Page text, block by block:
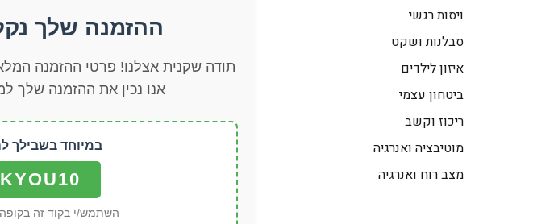
ויסות רגשי
סבלנות ושקט
איזון לילדים
ביטחון עצמי
ריכוז וקשב
מוטיבציה ואנרגיה
מצב רוח ואנרגיה
ההזמנה שלך
תודה שקנית אצלנו! פרטי ההזמנה
אנו נכין את ההזמנה שלך
במיוחד בשבילך
השתמש/י בקוד זה בקופה לקבלת